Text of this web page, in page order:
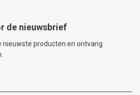
de nieuwsbrief
nieuwste producten en ontvang